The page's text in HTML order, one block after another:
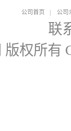
公司首页 公司
联
版权所有